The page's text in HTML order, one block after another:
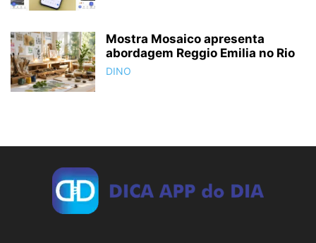
Mostra Mosaico apresenta
abordagem Reggio Emilia no Rio
DINO